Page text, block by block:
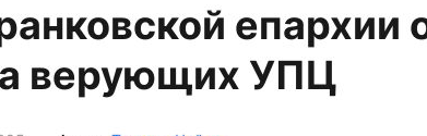
епархии
верующих УПЦ